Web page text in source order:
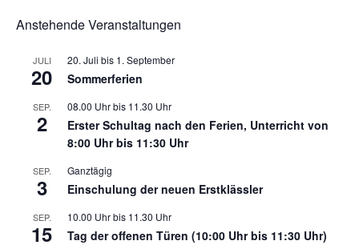
Anstehende Veranstaltungen
JULI
20
20. Juli bis 1. September
Sommerferien
SEP.
2
08.00 Uhrbis 11.30 Uhr
Erster Schultag nach den Ferien, Unterricht von
8:00 Uhr bis 11:30 Uhr
SEP.
3
Ganztägig
Einschulung der neuen Erstklässler
SEP.
15
10.00 Uhrbis 11.30 Uhr
Tag der offenen Türen (10:00 Uhr bis 11:30 Uhr)